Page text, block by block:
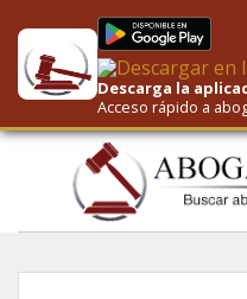
Descarga la
Acceso rápido a